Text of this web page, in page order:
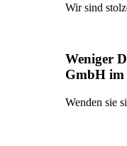
Wir sind
Weniger
GmbH
Wenden sie